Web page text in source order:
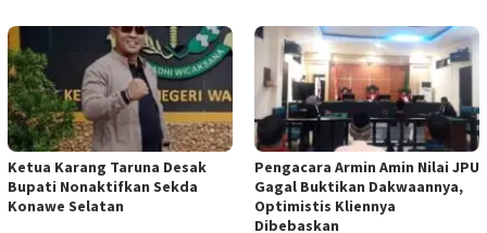
Ketua ‎Karang Taruna Desak
Bupati Nonaktifkan Sekda
Konawe Selatan
‎Pengacara Armin Amin Nilai JPU
Gagal Buktikan Dakwaannya,
Optimistis Kliennya
Dibebaskan